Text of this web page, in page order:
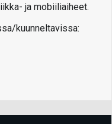
ja mobiiliaiheet.
kuunneltavissa: